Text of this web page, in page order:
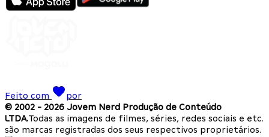
Feito com
por
© 2002 - 2026 Jovem Nerd Produção de Conteúdo
LTDA.Todas as imagens de filmes, séries, redes sociais e etc.
são marcas registradas dos seus respectivos proprietários.